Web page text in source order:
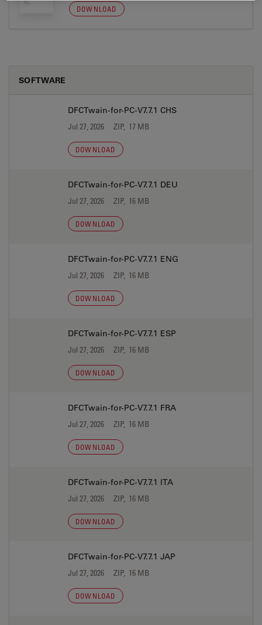
DOWNLOAD
SOFTWARE
DFCTwain-for-PC-V7.7.1 CHS
Jul 27, 2026 ZIP, 17 MB
DOWNLOAD
DFCTwain-for-PC-V7.7.1 DEU
Jul 27, 2026 ZIP, 16 MB
DOWNLOAD
DFCTwain-for-PC-V7.7.1 ENG
Jul 27, 2026 ZIP, 16 MB
DOWNLOAD
DFCTwain-for-PC-V7.7.1 ESP
Jul 27, 2026 ZIP, 16 MB
DOWNLOAD
DFCTwain-for-PC-V7.7.1 FRA
Jul 27, 2026 ZIP, 16 MB
DOWNLOAD
DFCTwain-for-PC-V7.7.1 ITA
Jul 27, 2026 ZIP, 16 MB
DOWNLOAD
DFCTwain-for-PC-V7.7.1 JAP
Jul 27, 2026 ZIP, 16 MB
DOWNLOAD